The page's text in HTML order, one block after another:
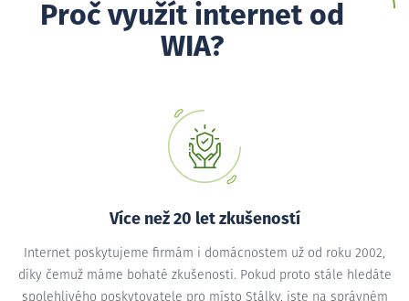
Proč využít internet od
WIA?
Více než 20 let zkušeností
Internet poskytujeme firmám i domácnostem už od roku 2002,
díky čemuž máme bohaté zkušenosti. Pokud proto stále hledáte
spolehlivého poskytovatele pro místo Stálky, jste na správném